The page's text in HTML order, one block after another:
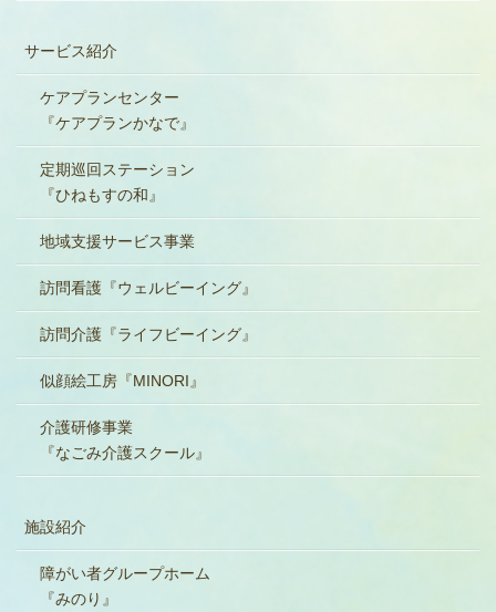
サービス紹介
ケアプランセンター
『ケアプランかなで』
定期巡回ステーション
『ひねもすの和』
地域支援サービス事業
訪問看護『ウェルビーイング』
訪問介護『ライフビーイング』
似顔絵工房『MINORI』
介護研修事業
『なごみ介護スクール』
施設紹介
障がい者グループホーム
『みのり』